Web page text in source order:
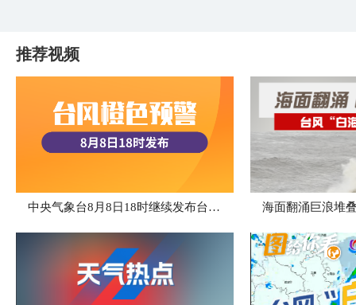
推荐视频
中央气象台8月8日18时继续发布台风橙色预警 海面翻涌巨浪堆